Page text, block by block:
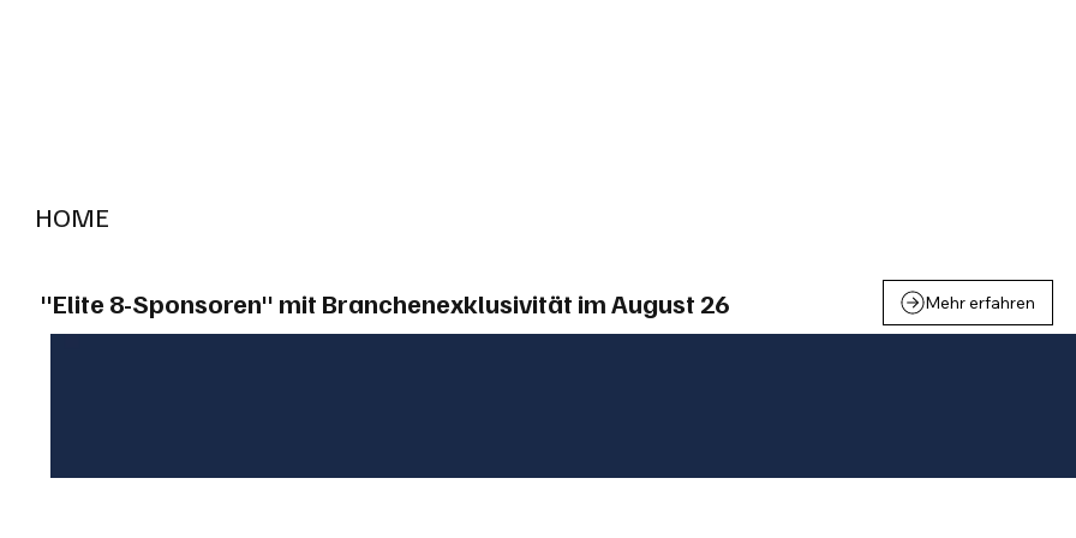
HOME
"Elite 8-Sponsoren" mit Branchenexklusivität im August 26 Mehr erfahren